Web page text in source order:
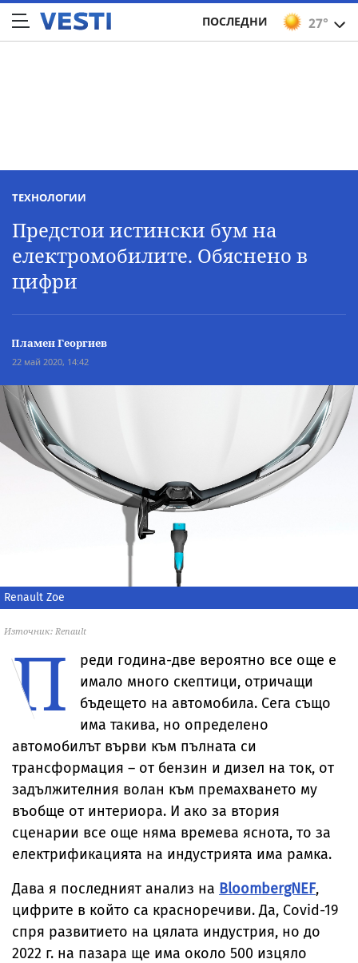
27°
ПОСЛЕДНИ
ТЕХНОЛОГИИ
Предстои истински бум на
електромобилите. Обяснено в
цифри
Пламен Георгиев
22 май 2020, 14:42
Renault Zoe
Източник: Renault
П
реди година-две вероятно все още е
имало много скептици, отричащи
бъдещето на автомобила. Сега също
има такива, но определено
автомобилът върви към пълната си
трансформация – от бензин и дизел на ток, от
задължителния волан към премахването му
въобще от интериора. И ако за втория
сценарии все още няма времева яснота, то за
електрификацията на индустрията има рамка.
Дава я последният анализ на BloombergNEF,
цифрите в който са красноречиви. Да, Covid-19
спря развитието на цялата индустрия, но до
2022 г. на пазара ще има около 500 изцяло